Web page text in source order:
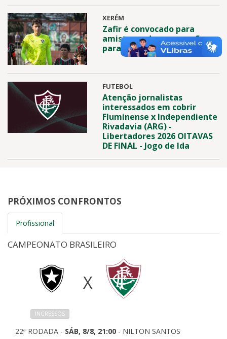
XERÉM
Zafir é convocado para
amistosos de preparação
para Copa do Mundo Sub-17
FUTEBOL
Atenção jornalistas
interessados em cobrir
Fluminense x Independiente
Rivadavia (ARG) -
Libertadores 2026 OITAVAS
DE FINAL - Jogo de Ida
PRÓXIMOS CONFRONTOS
Profissional
CAMPEONATO BRASILEIRO
X
INGRESSOS
22ª RODADA - SÁB, 8/8, 21:00 - NILTON SANTOS